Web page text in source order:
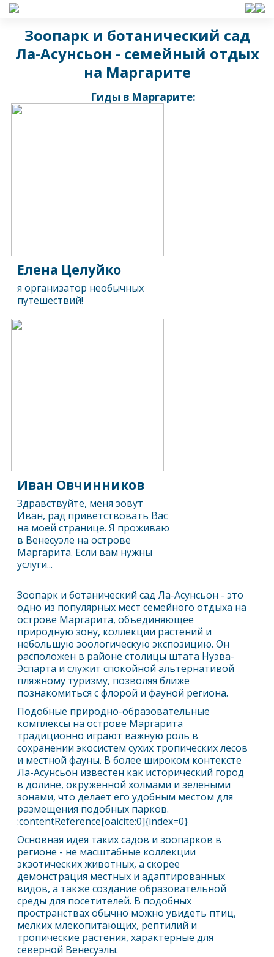
Зоопарк и ботанический сад
Ла-Асунсьон - семейный отдых
на Маргарите
Зоопарк и ботанический сад Ла-Асунсьон - это
одно из популярных мест семейного отдыха на
острове Маргарита, объединяющее
природную зону, коллекции растений и
небольшую зоологическую экспозицию. Он
расположен в районе столицы штата Нуэва-
Эспарта и служит спокойной альтернативой
пляжному туризму, позволяя ближе
познакомиться с флорой и фауной региона.
Подобные природно-образовательные
комплексы на острове Маргарита
традиционно играют важную роль в
сохранении экосистем сухих тропических лесов
и местной фауны. В более широком контексте
Ла-Асунсьон известен как исторический город
в долине, окруженной холмами и зелеными
зонами, что делает его удобным местом для
размещения подобных парков.
:contentReference[oaicite:0]{index=0}
Основная идея таких садов и зоопарков в
регионе - не масштабные коллекции
экзотических животных, а скорее
демонстрация местных и адаптированных
видов, а также создание образовательной
среды для посетителей. В подобных
пространствах обычно можно увидеть птиц,
мелких млекопитающих, рептилий и
тропические растения, характерные для
северной Венесуэлы.
Гиды в Маргарите:
Елена Целуйко
я организатор необычных
путешествий!
Иван Овчинников
Здравствуйте, меня зовут
Иван, рад приветствовать Вас
на моей странице. Я проживаю
в Венесуэле на острове
Маргарита. Если вам нужны
услуги...